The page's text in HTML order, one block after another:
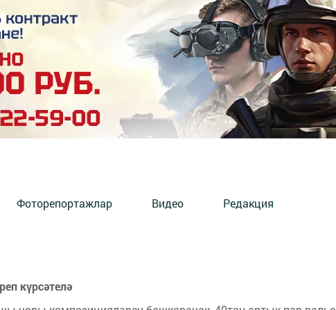
Фоторепортажлар Видео Редакция
күрсәтелә